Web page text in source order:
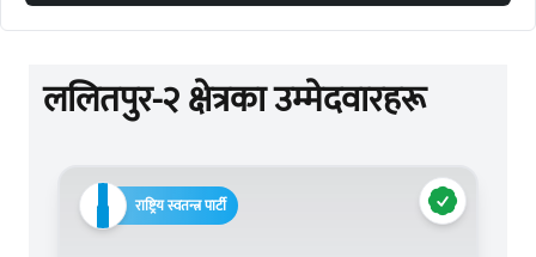
ललितपुर-२ क्षेत्रका उम्मेदवारहरू
राष्ट्रिय स्वतन्त्र पार्टी